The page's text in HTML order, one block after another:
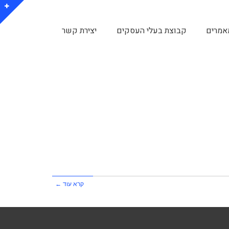
קבוצת בעלי העסקים יצירת קשר
קרא עוד ←